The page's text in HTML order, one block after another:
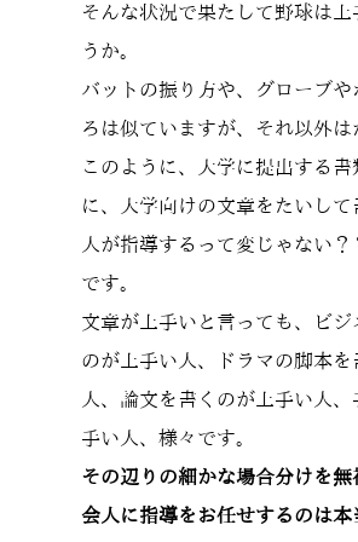
そんな状況で果たして野球は上
うか。
バットの振り方や、グローブや
ろは似ていますが、それ以外は
このように、大学に提出する
に、大学向けの文章をたいし
人が指導するって変じゃない
です。
文章が上手いと言っても、ビジ
のが上手い人、ドラマの脚本を
人、論文を書くのが上手い人
手い人、様々です。
その辺りの細かな場合分けを
会人に指導をお任せするのは本